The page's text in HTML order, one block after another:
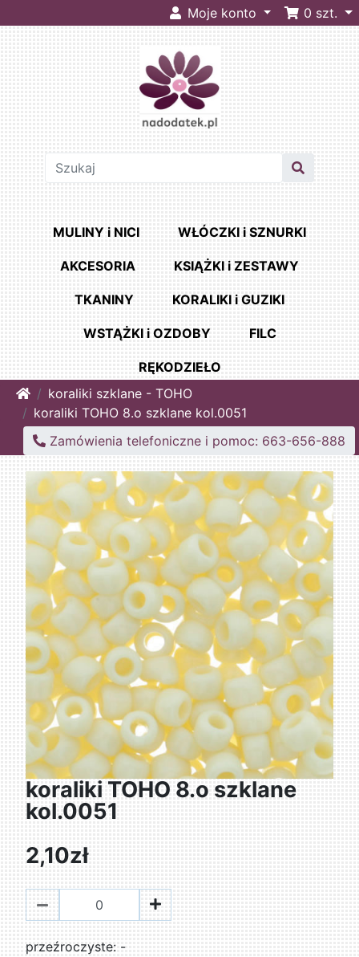
Moje konto 0 szt.
MULINY i NICI WŁÓCZKI i SZNURKI
AKCESORIA KSIĄŻKI i ZESTAWY
TKANINY KORALIKI i GUZIKI
WSTĄŻKI i OZDOBY FILC
RĘKODZIEŁO
Homekoraliki szklane - TOHO
koraliki TOHO 8.o szklane kol.0051
Zamówienia telefoniczne i pomoc: 663-656-888
koraliki TOHO 8.o szklane
kol.0051
2,10zł
przeźroczyste: -